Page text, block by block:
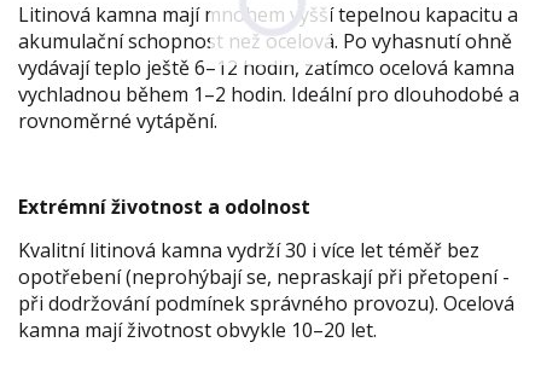
Litinová kamna mají mnohem vyšší tepelnou kapacitu a
akumulační schopnost než ocelová. Po vyhasnutí ohně
vydávají teplo ještě 6–12 hodin, zatímco ocelová kamna
vychladnou během 1–2 hodin. Ideální pro dlouhodobé a
rovnoměrné vytápění.
Extrémní životnost a odolnost
Kvalitní litinová kamna vydrží 30 i více let téměř bez
opotřebení (neprohýbají se, nepraskají při přetopení -
při dodržování podmínek správného provozu). Ocelová
kamna mají životnost obvykle 10–20 let.